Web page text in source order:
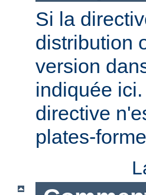
Si la
distribution
version
indiquée
directive
plates-